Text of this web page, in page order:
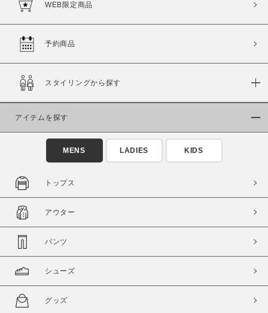
価格
～
商品タイプ
通常商品 予約商品
在庫
在庫あり 在庫なし含む
WEB限定商品
予約商品
スタイリングから探す
アイテムを探す
MENS LADIES KIDS
トップス
アウター
パンツ
シューズ
グッズ